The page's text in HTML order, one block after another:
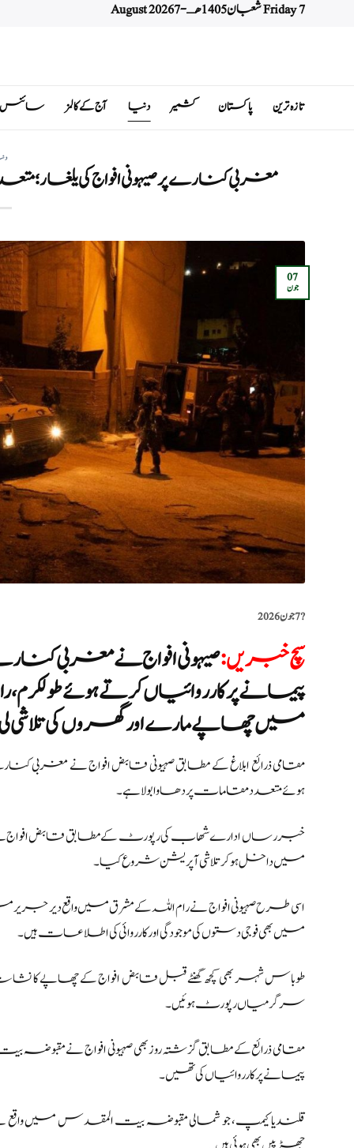
Friday 7 شعبان 1405 هـ - 7 August 2026
تازہ ترین پاکستان کشمیر دنیا آج کے کالمز سائنس
مغربی کنارے پر صیہونی افواج کی یلغار؛
07
جون
?️7 جون 2026
سچ خبریں:صیہونی افواج نے مغربی
پیمانے پر کارروائیاں کرتے ہوئے
میں چھاپے مارے اور گھروں کی تلاشی
مقامی ذرائع ابلاغ کے مطابق صہیونی قابض افواج نے
ہوئے متعدد مقامات پر دھاوا بولا ہے۔
خبر رساں ادارے شهاب کی رپورٹ کے مطابق قابض افواج نے
میں داخل ہو کر تلاشی آپریشن شروع کیا۔
اسی طرح صہیونی افواج نے رام اللہ کے مشرق میں واقع دیر
میں بھی فوجی دستوں کی موجودگی اور کارروائی کی اطلاعات ہیں۔
طوباس شہر بھی کچھ گھنٹے قبل قابض افواج کے چھاپے کا
سرگرمیاں رپورٹ ہوئیں۔
مقامی ذرائع کے مطابق گزشتہ روز بھی صہیونی افواج نے
پیمانے پر کارروائیاں کی تھیں۔
قلندیا کیمپ، جو شمالی مقبوضہ بیت المقدس میں واقع ہے، میں